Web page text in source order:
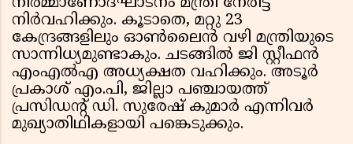
നിർവഹിക്കും. കൂടാതെ, മറ്റു 23
കേന്ദ്രങ്ങളിലും ഓൺലൈൻ വഴി മന്ത്രിയുടെ
സാന്നിധ്യമുണ്ടാകും. ചടങ്ങിൽ ജി സ്റ്റീഫൻ
എംഎൽഎ അധ്യക്ഷത വഹിക്കും. അടൂർ
പ്രകാശ് എം.പി, ജില്ലാ പഞ്ചായത്ത്
പ്രസിഡന്റ് ഡി. സുരേഷ് കുമാർ എന്നിവർ
മുഖ്യാതിഥികളായി പങ്കെടുക്കും.